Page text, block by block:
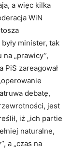
a więc kilka
WiN
minister, tak
„prawicy”,
PiS zareagował
debatę,
jest
iż „ich partie
naturalne,
a „czas na